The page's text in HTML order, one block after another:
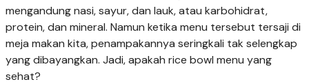
mengandung nasi, sayur, dan lauk, atau karbohidrat,
protein, dan mineral. Namun ketika menu tersebut tersaji di
meja makan kita, penampakannya seringkali tak selengkap
yang dibayangkan. Jadi, apakah rice bowl menu yang
sehat?